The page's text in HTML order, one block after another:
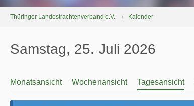
Thüringer Landestrachtenverband e.V. Kalender
Samstag, 25. Juli 2026
Monatsansicht Wochenansicht Tagesansicht